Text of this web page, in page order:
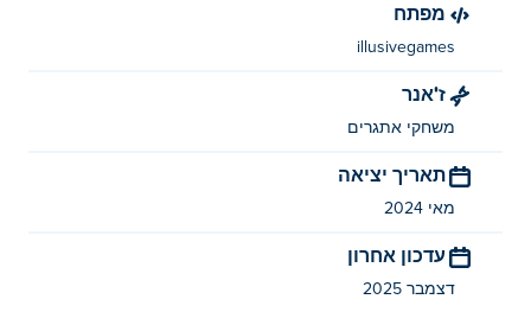
איך אני יכול לשחק ב-Prismo Puzzles בחינם?
אתה יכול לשחק ב-Prismo Puzzles בחינם ב-Poki.
במכשירים ניידים ובשולחן העבודה?
כמו טלפונים וטאבלטים.
מפתח
illusivegames
ז'אנר
משחקי אתגרים
תאריך יציאה
מאי 2024
עדכון אחרון
דצמבר 2025